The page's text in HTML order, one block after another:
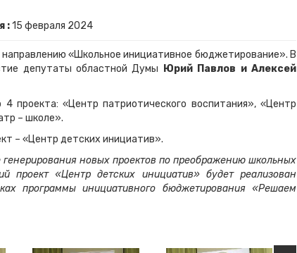
:15 февраля 2024
«Школьное инициативное бюджетирование». В
депутаты областной Думы
Юрий Павлов и Алексей
проекта: «Центр патриотического воспитания», «Центр
– школе».
– «Центр детских инициатив».
генерирования новых проектов по преображению школьных
проект «Центр детских инициатив» будет реализован
программы инициативного бюджетирования «Решаем